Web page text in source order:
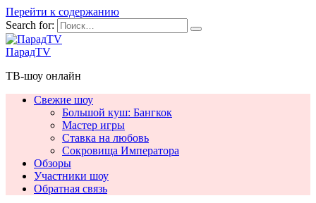
Перейти к содержанию
Search for:
ПарадTV
ТВ-шоу онлайн
Свежие шоу
Большой куш: Бангкок
Мастер игры
Ставка на любовь
Сокровища Императора
Обзоры
Участники шоу
Обратная связь